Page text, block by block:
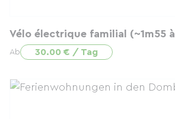
Vélo électrique familial (~1m55
Ab 30.00 € / Tag